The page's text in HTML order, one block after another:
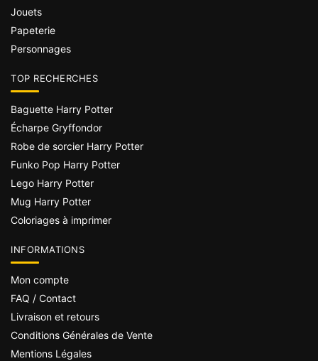
Jouets
Papeterie
Personnages
TOP RECHERCHES
Baguette Harry Potter
Écharpe Gryffondor
Robe de sorcier Harry Potter
Funko Pop Harry Potter
Lego Harry Potter
Mug Harry Potter
Coloriages à imprimer
INFORMATIONS
Mon compte
FAQ / Contact
Livraison et retours
Conditions Générales de Vente
Mentions Légales